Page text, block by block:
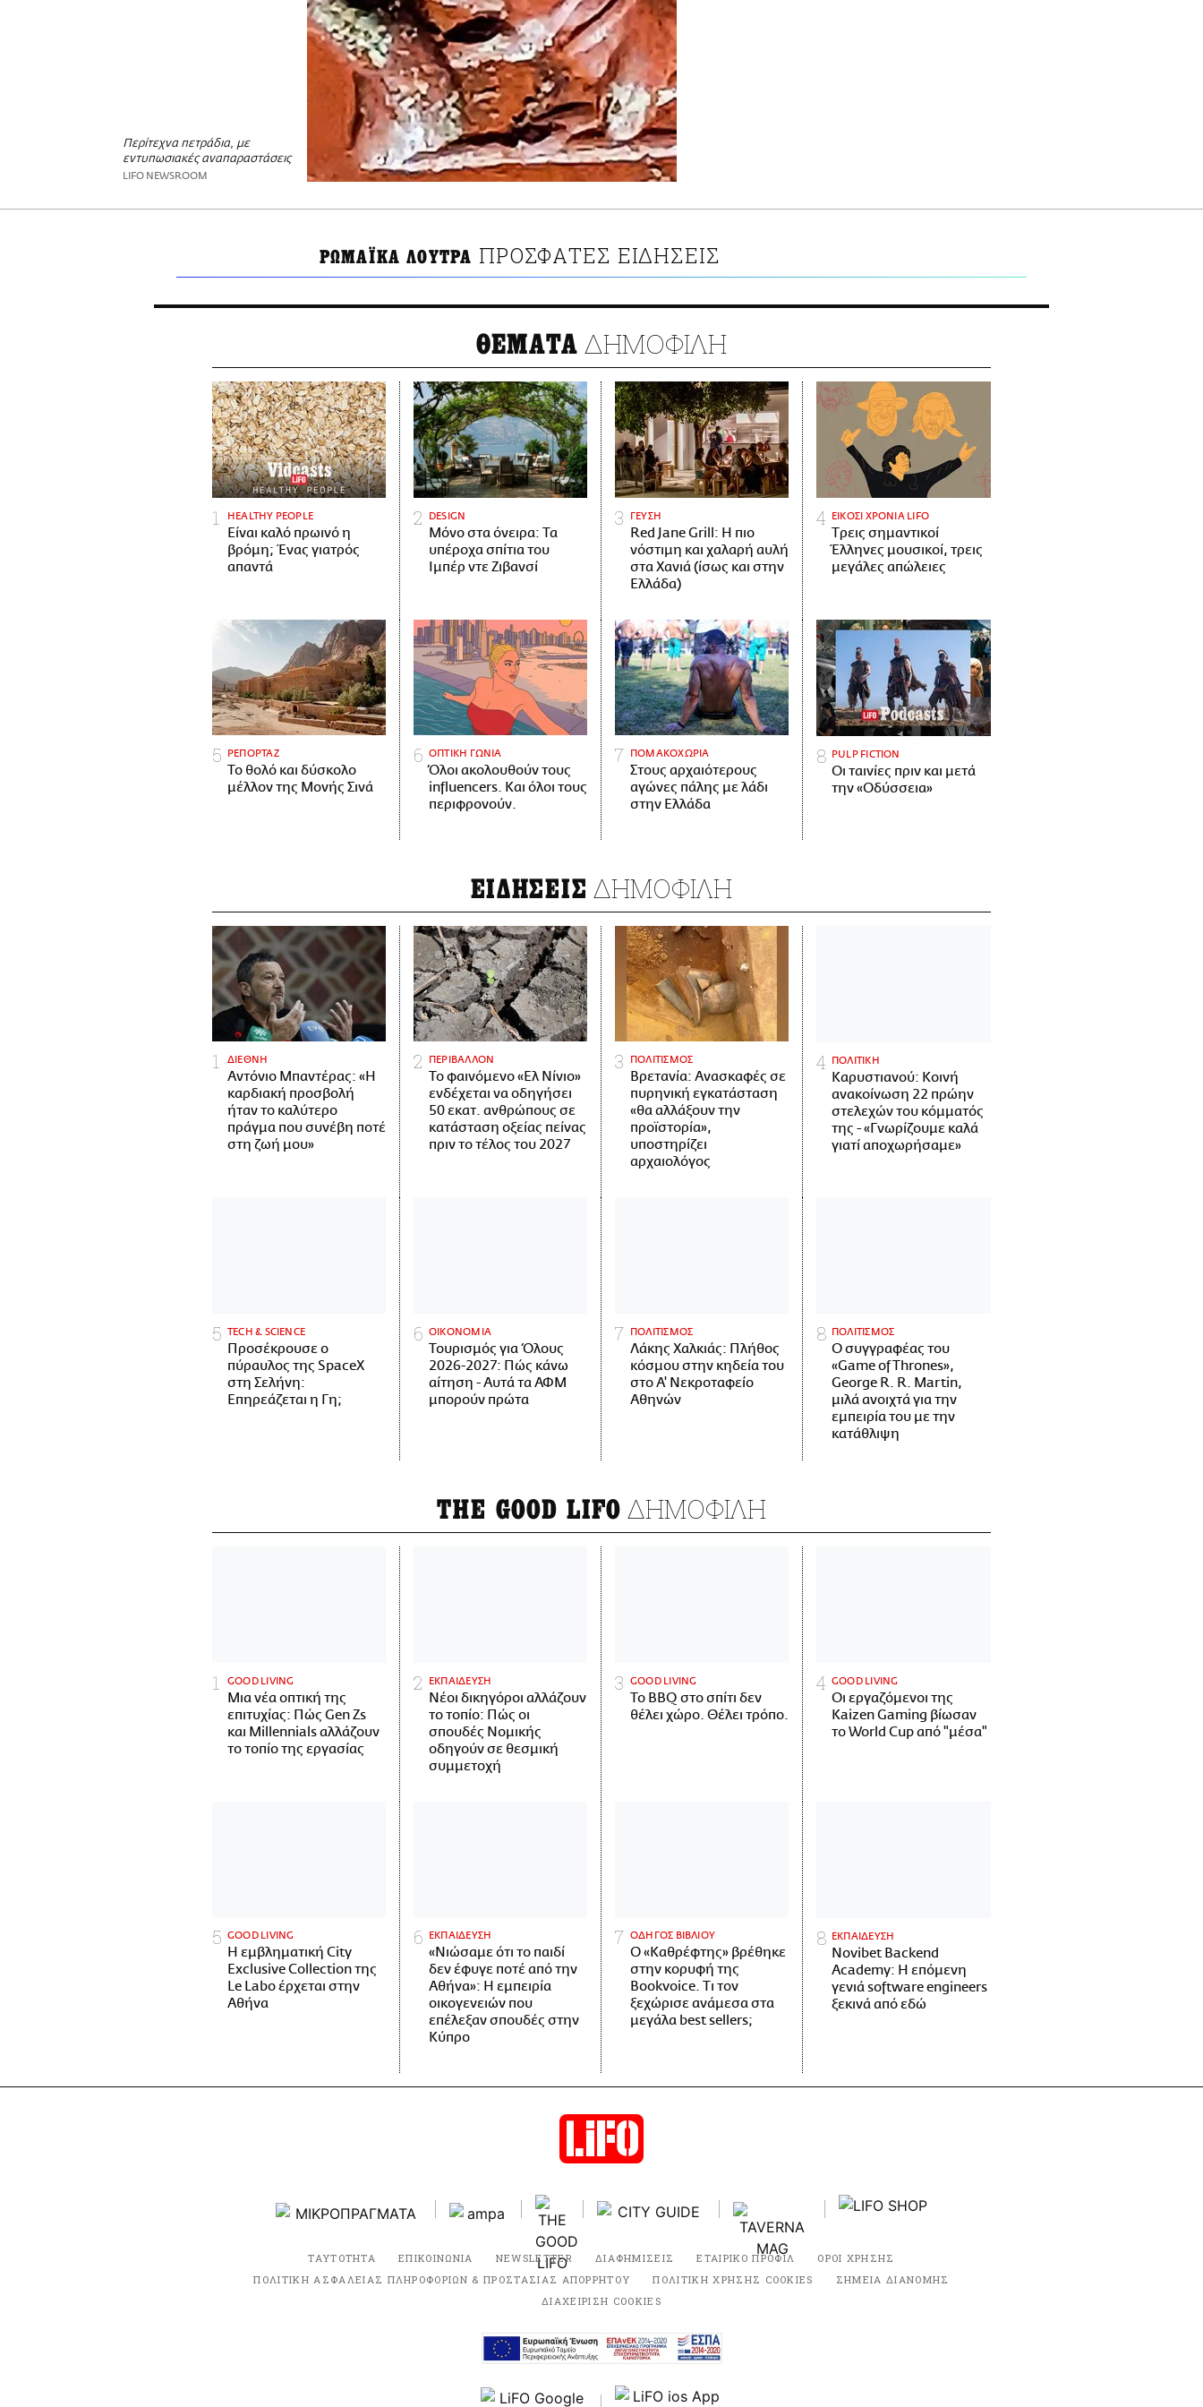
Περίτεχνα πετράδια, με
εντυπωσιακές αναπαραστάσεις
LIFO NEWSROOM
ΡΩΜΑΪΚΑ ΛΟΥΤΡΑ ΠΡΟΣΦΑΤΕΣ ΕΙΔΗΣΕΙΣ
ΘΕΜΑΤΑ ΔΗΜΟΦΙΛΗ
HEALTHY PEOPLE
Είναι καλό πρωινό η
βρόμη; Ένας γιατρός
απαντά
DESIGN
Μόνο στα όνειρα: Τα
υπέροχα σπίτια του
Ιμπέρ ντε Ζιβανσί
ΓΕΥΣΗ
Red Jane Grill: Η πιο
νόστιμη και χαλαρή αυλή
στα Χανιά (ίσως και στην
Ελλάδα)
ΕΙΚΟΣΙ ΧΡΟΝΙΑ LIFO
Tρεις σημαντικοί
Έλληνες μουσικοί, τρεις
μεγάλες απώλειες
ΡΕΠΟΡΤΑΖ
Το θολό και δύσκολο
μέλλον της Μονής Σινά
ΟΠΤΙΚΗ ΓΩΝΙΑ
Όλοι ακολουθούν τους
influencers. Και όλοι τους
περιφρονούν.
ΠΟΜΑΚΟΧΩΡΙΑ
Στους αρχαιότερους
αγώνες πάλης με λάδι
στην Ελλάδα
PULP FICTION
Οι ταινίες πριν και μετά
την «Οδύσσεια»
ΕΙΔΗΣΕΙΣ ΔΗΜΟΦΙΛΗ
ΔΙΕΘΝΗ
Αντόνιο Μπαντέρας: «Η
καρδιακή προσβολή
ήταν το καλύτερο
πράγμα που συνέβη ποτέ
στη ζωή μου»
ΠΕΡΙΒΑΛΛΟΝ
Το φαινόμενο «Ελ Νίνιο»
ενδέχεται να οδηγήσει
50 εκατ. ανθρώπους σε
κατάσταση οξείας πείνας
πριν το τέλος του 2027
ΠΟΛΙΤΙΣΜΟΣ
Βρετανία: Ανασκαφές σε
πυρηνική εγκατάσταση
«θα αλλάξουν την
προϊστορία»,
υποστηρίζει
αρχαιολόγος
ΠΟΛΙΤΙΚΗ
Καρυστιανού: Κοινή
ανακοίνωση 22 πρώην
στελεχών του κόμματός
της - «Γνωρίζουμε καλά
γιατί αποχωρήσαμε»
ΤECH & SCIENCE
Προσέκρουσε ο
πύραυλος της SpaceX
στη Σελήνη:
Επηρεάζεται η Γη;
ΟΙΚΟΝΟΜΙΑ
Τουρισμός για Όλους
2026-2027: Πώς κάνω
αίτηση - Αυτά τα ΑΦΜ
μπορούν πρώτα
ΠΟΛΙΤΙΣΜΟΣ
Λάκης Χαλκιάς: Πλήθος
κόσμου στην κηδεία του
στο Α' Νεκροταφείο
Αθηνών
ΠΟΛΙΤΙΣΜΟΣ
Ο συγγραφέας του
«Game of Thrones»,
George R. R. Martin,
μιλά ανοιχτά για την
εμπειρία του με την
κατάθλιψη
THE GOOD LIFO ΔΗΜΟΦΙΛΗ
GOOD LIVING
Μια νέα οπτική της
επιτυχίας: Πώς Gen Zs
και Millennials αλλάζουν
το τοπίο της εργασίας
ΕΚΠΑΙΔΕΥΣΗ
Νέοι δικηγόροι αλλάζουν
το τοπίο: Πώς οι
σπουδές Νομικής
οδηγούν σε θεσμική
συμμετοχή
GOOD LIVING
Το BBQ στο σπίτι δεν
θέλει χώρο. Θέλει τρόπο.
GOOD LIVING
Οι εργαζόμενοι της
Kaizen Gaming βίωσαν
το World Cup από "μέσα"
GOOD LIVING
Η εμβληματική City
Exclusive Collection της
Le Labo έρχεται στην
Αθήνα
ΕΚΠΑΙΔΕΥΣΗ
«Νιώσαμε ότι το παιδί
δεν έφυγε ποτέ από την
Αθήνα»: Η εμπειρία
οικογενειών που
επέλεξαν σπουδές στην
Κύπρο
ΟΔΗΓΟΣ ΒΙΒΛΙΟΥ
Ο «Καθρέφτης» βρέθηκε
στην κορυφή της
Bookvoice. Τι τον
ξεχώρισε ανάμεσα στα
μεγάλα best sellers;
ΕΚΠΑΙΔΕΥΣΗ
Novibet Backend
Academy: Η επόμενη
γενιά software engineers
ξεκινά από εδώ
ΤΑΥΤΟΤΗΤΑ ΕΠΙΚΟΙΝΩΝΙΑ NEWSLETTER ΔΙΑΦΗΜΙΣΕΙΣ ΕΤΑΙΡΙΚΟ ΠΡΟΦΙΛ
ΟΡΟΙ ΧΡΗΣΗΣ
ΠΟΛΙΤΙΚΗ ΑΣΦΑΛΕΙΑΣ ΠΛΗΡΟΦΟΡΙΩΝ & ΠΡΟΣΤΑΣΙΑΣ ΑΠΟΡΡΗΤΟΥ
ΠΟΛΙΤΙΚΗ ΧΡΗΣΗΣ COOKIES
ΣΗΜΕΙΑ ΔΙΑΝΟΜΗΣ
ΔΙΑΧΕΙΡΙΣΗ COOKIES